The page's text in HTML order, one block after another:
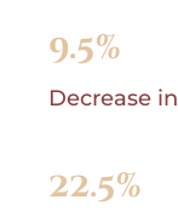
9.5%
Decrease
22.5%